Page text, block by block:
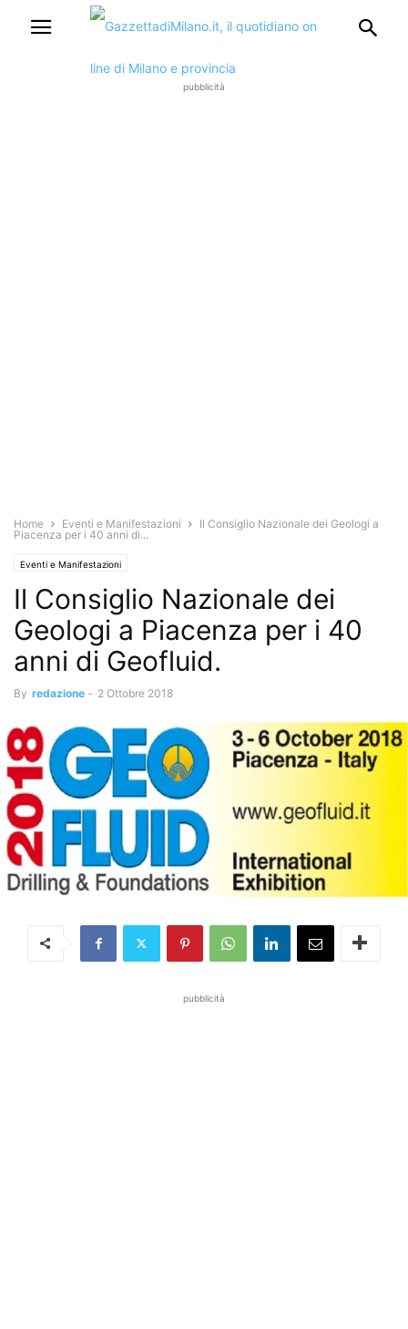
pubblicità
Home Eventi e Manifestazioni
Il Consiglio Nazionale dei Geologi a
Piacenza per i 40 anni di...
Eventi e Manifestazioni
Il Consiglio Nazionale dei
Geologi a Piacenza per i 40
anni di Geofluid.
By redazione - 2 Ottobre 2018
pubblicità